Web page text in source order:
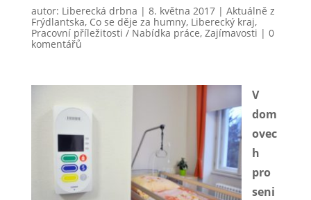
autor: Liberecká drbna | 8. května 2017| Aktuálně z
Frýdlantska, Co se děje za humny, Liberecký kraj,
Pracovní příležitosti / Nabídka práce, Zajímavosti | 0
komentářů
V
dom
ovec
h
pro
seni